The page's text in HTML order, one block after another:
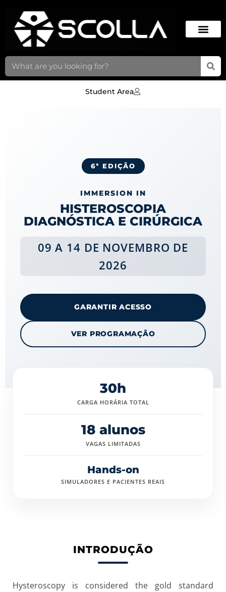
Student Area
6ª EDIÇÃO
IMMERSION IN
HISTEROSCOPIA
DIAGNÓSTICA E CIRÚRGICA
09 A 14 DE NOVEMBRO DE
2026
GARANTIR ACESSO
VER PROGRAMAÇÃO
30h
CARGA HORÁRIA TOTAL
18 alunos
VAGAS LIMITADAS
Hands-on
SIMULADORES E PACIENTES REAIS
INTRODUÇÃO
Hysteroscopy is considered the gold standard